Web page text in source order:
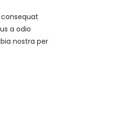
a odio
nostra per